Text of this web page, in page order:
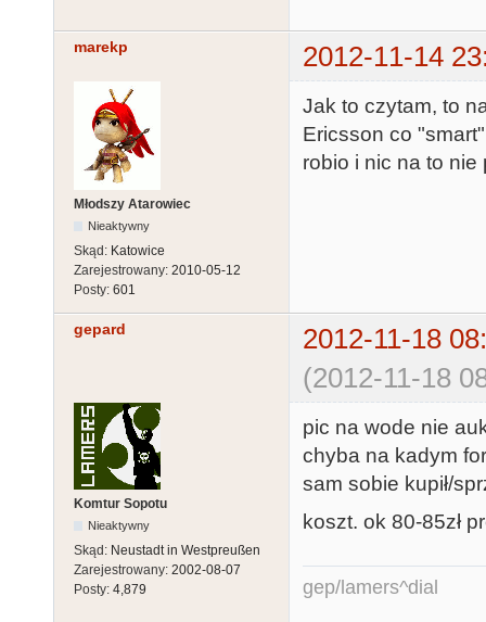
marekp 2012-11-14
Młodszy Atarowiec
Nieaktywny
Skąd: Katowice
Zarejestrowany: 2010-05-12
Posty: 601
Jak to czytam, to
Ericsson co
robio i nic na to nie
gepard
2012-11-18
(2012-11-18
Komtur Sopotu
Nieaktywny
Skąd: Neustadt in Westpreußen
Zarejestrowany: 2002-08-07
Posty: 4,879
pic na wode nie
chyba na kadym
sam sobie kupił/
koszt. ok 80-85zł
gep/lamers^dial